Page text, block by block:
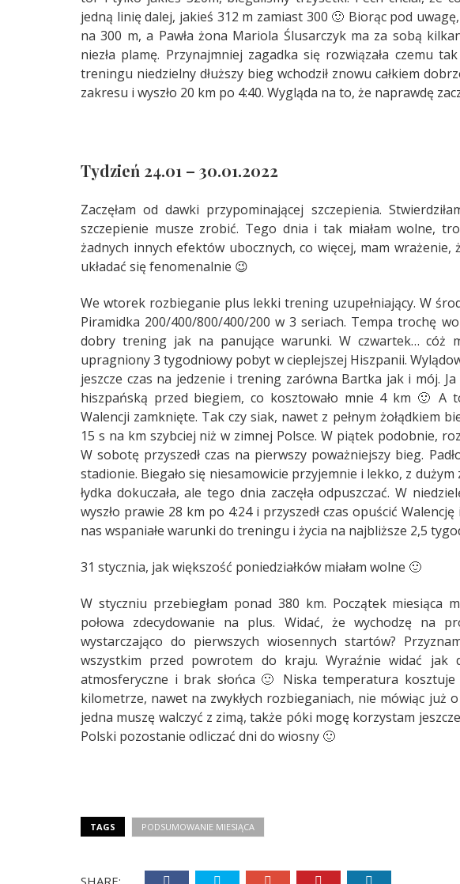
jedną linię dalej, jakieś 312 m zamiast 300 🙂 Biorąc pod
na 300 m, a Pawła żona Mariola Ślusarczyk ma za sobą
niezła plamę. Przynajmniej zagadka się rozwiązała czemu
treningu niedzielny dłuższy bieg wchodził znowu całkiem
zakresu i wyszło 20 km po 4:40. Wygląda na to, że naprawdę
Tydzień 24.01 – 30.01.2022
Zaczęłam od dawki przypominającej szczepienia.
szczepienie musze zrobić. Tego dnia i tak miałam wolne,
żadnych innych efektów ubocznych, co więcej, mam wrażenie,
układać się fenomenalnie 😉
We wtorek rozbieganie plus lekki trening uzupełniający. W
Piramidka 200/400/800/400/200 w 3 seriach. Tempa trochę
dobry trening jak na panujące warunki. W czwartek… cóż
upragniony 3 tygodniowy pobyt w cieplejszej Hiszpanii.
jeszcze czas na jedzenie i trening zarówna Bartka jak i mój.
hiszpańską przed biegiem, co kosztowało mnie 4 km 🙂 A
Walencji zamknięte. Tak czy siak, nawet z pełnym żołądkiem
15 s na km szybciej niż w zimnej Polsce. W piątek podobnie,
W sobotę przyszedł czas na pierwszy poważniejszy bieg.
stadionie. Biegało się niesamowicie przyjemnie i lekko, z
łydka dokuczała, ale tego dnia zaczęła odpuszczać. W
wyszło prawie 28 km po 4:24 i przyszedł czas opuścić
nas wspaniałe warunki do treningu i życia na najbliższe 2,5
31 stycznia, jak większość poniedziałków miałam wolne 🙂
W styczniu przebiegłam ponad 380 km. Początek miesiąca
połowa zdecydowanie na plus. Widać, że wychodzę na
wystarczająco do pierwszych wiosennych startów?
wszystkim przed powrotem do kraju. Wyraźnie widać jak
atmosferyczne i brak słońca 🙂 Niska temperatura
kilometrze, nawet na zwykłych rozbieganiach, nie mówiąc już
jedna muszę walczyć z zimą, także póki mogę korzystam
Polski pozostanie odliczać dni do wiosny 🙂
TAGS PODSUMOWANIE MIESIĄCA
SHARE: